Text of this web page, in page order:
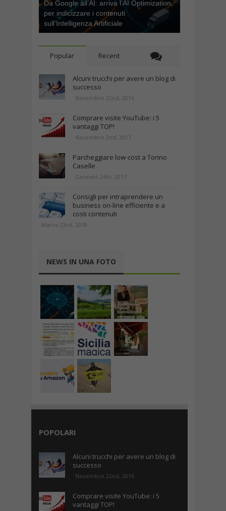
Da Google all’AI: arriva l’AI Optimization,
per indicizzare i contenuti
sull’Intelligenza Artificiale
Popular Recent
Alcuni trucchi per avere un blog di
successo
Novembre 22nd, 2016
Comprare visite YouTube: i 5
vantaggi TOP!
Novembre 2nd, 2017
Parcheggiare low-cost a Torino
Caselle
Gennaio 24th, 2017
Consigli per intraprendere un
business on-line efficiente e a
costi contenuti
Marzo 23rd, 2018
NEWS IN UNA FOTO
POPOLARI
Alcuni trucchi per avere un blog di
successo
Novembre 22nd, 2016
Comprare visite YouTube: i 5
vantaggi TOP!